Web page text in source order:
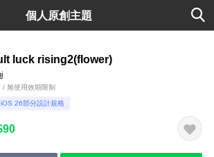
個人原創主題
luck rising2(flower)
/ 無使用效期限制
26部分設計規格